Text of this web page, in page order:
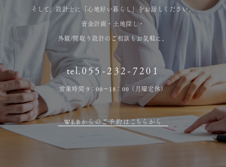
そして、設計士に「心地好い暮らし」をお話しください。
資金計画・土地探し・
外観/間取り設計のご相談もお気軽に。
tel.055-232-7201
営業時間 9：00～18：00（月曜定休）
WEBからのご予約はこちらから